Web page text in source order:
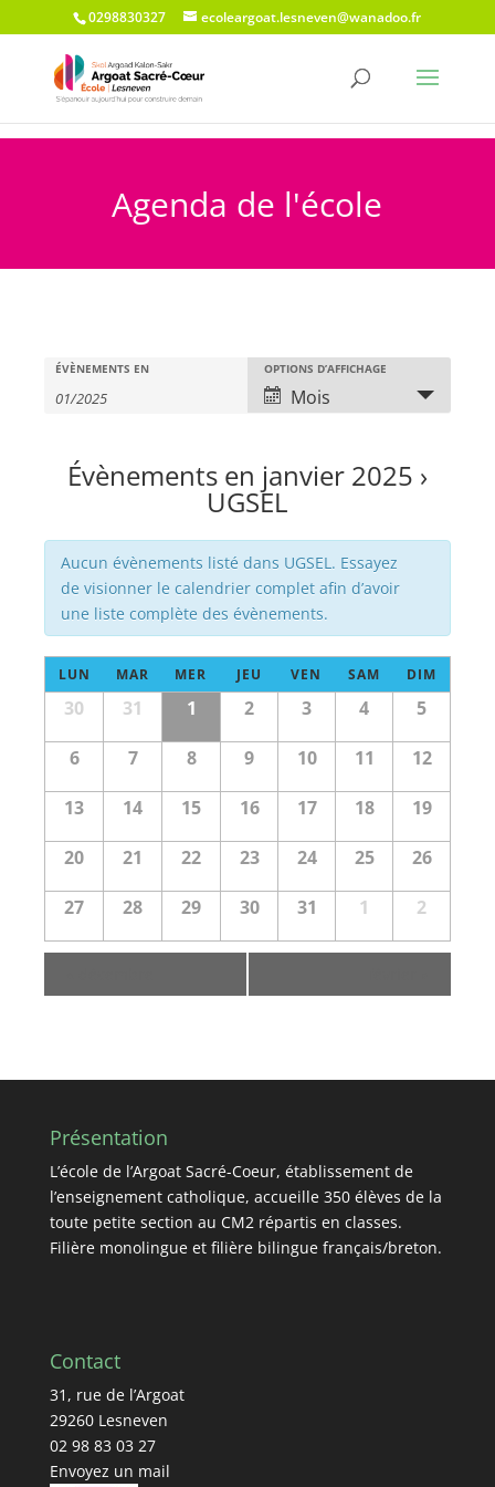
0298830327 ecoleargoat.lesneven@wanadoo.fr
Agenda de l'école
Recherche
et
de
vues
Rechercher
Évènements
ÉVÈNEMENTS EN Navigation
de
vues
OPTIONS D’AFFICHAGE
Mois
Évènements en janvier 2025 ›
UGSEL
Aucun évènements listé dans UGSEL. Essayez
de visionner le calendrier complet afin d’avoir
une liste complète des évènements.
Calendrier
de
Évènements
Calendrier
Évènements
LUN MAR MER JEU VEN SAM DIM
30 31 1 2 3 4 5
6 7 8 9 10 11 12
13 14 15 16 17 18 19
20 21 22 23 24 25 26
27 28 29 30 31 1 2
Présentation
L’école de l’Argoat Sacré-Coeur, établissement de
l’enseignement catholique, accueille 350 élèves de la
toute petite section au CM2 répartis en classes.
Filière monolingue et filière bilingue français/breton.
Contact
31, rue de l’Argoat
29260 Lesneven
02 98 83 03 27
Envoyez un mail